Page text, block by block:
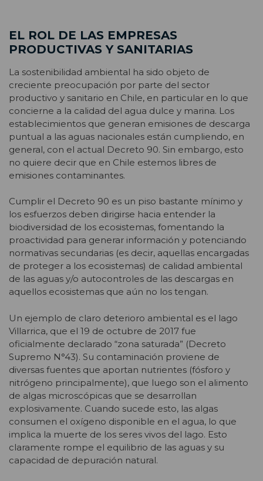
EL ROL DE LAS EMPRESAS
PRODUCTIVAS Y SANITARIAS
La sostenibilidad ambiental ha sido objeto de
creciente preocupación por parte del sector
productivo y sanitario en Chile, en particular en lo que
concierne a la calidad del agua dulce y marina. Los
establecimientos que generan emisiones de descarga
puntual a las aguas nacionales están cumpliendo, en
general, con el actual Decreto 90. Sin embargo, esto
no quiere decir que en Chile estemos libres de
emisiones contaminantes.
Cumplir el Decreto 90 es un piso bastante mínimo y
los esfuerzos deben dirigirse hacia entender la
biodiversidad de los ecosistemas, fomentando la
proactividad para generar información y potenciando
normativas secundarias (es decir, aquellas encargadas
de proteger a los ecosistemas) de calidad ambiental
de las aguas y/o autocontroles de las descargas en
aquellos ecosistemas que aún no los tengan.
Un ejemplo de claro deterioro ambiental es el lago
Villarrica, que el 19 de octubre de 2017 fue
oficialmente declarado “zona saturada” (Decreto
Supremo N°43). Su contaminación proviene de
diversas fuentes que aportan nutrientes (fósforo y
nitrógeno principalmente), que luego son el alimento
de algas microscópicas que se desarrollan
explosivamente. Cuando sucede esto, las algas
consumen el oxígeno disponible en el agua, lo que
implica la muerte de los seres vivos del lago. Esto
claramente rompe el equilibrio de las aguas y su
capacidad de depuración natural.